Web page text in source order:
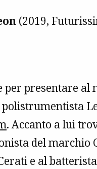
(2019,
per presentare
. Accanto a lui
del marchio
e al